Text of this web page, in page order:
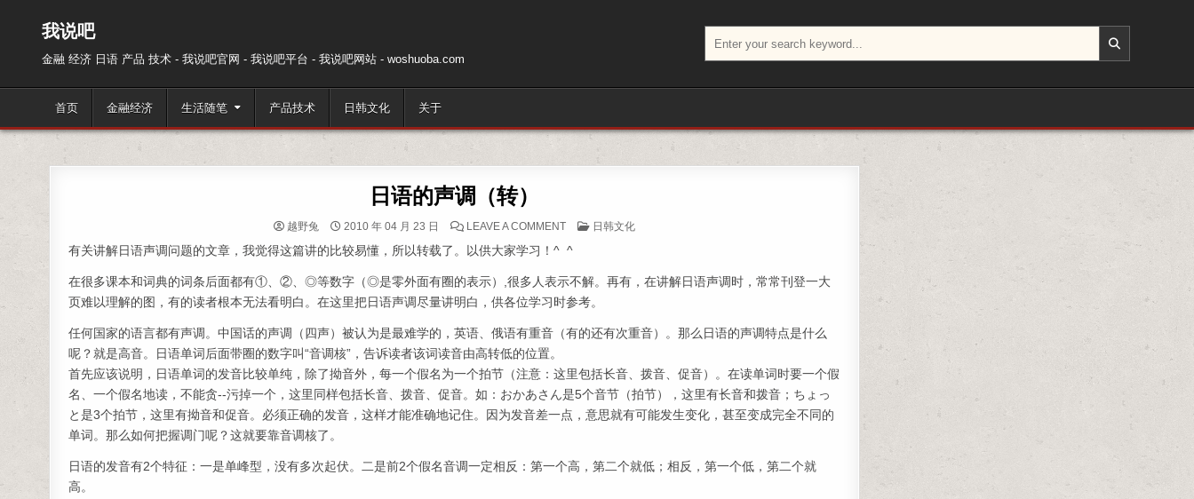
我说吧
金融 经济 日语 产品 技术 - 我说吧官网 - 我说吧平台 - 我说吧网站 - woshuoba.com
首页 金融经济 生活随笔 产品技术 日韩文化 关于
日语的声调（转）
越野兔 2010 年 04 月 23 日 LEAVE A COMMENTON 日语的声调（转）
POSTED IN
日韩文化
有关讲解日语声调问题的文章，我觉得这篇讲的比较易懂，所以转载了。以供大家学习！^ ^
在很多课本和词典的词条后面都有①、②、◎等数字（◎是零外面有圈的表示）,很多人表示不解。再有，在讲解日语声调时，常常刊登一大
页难以理解的图，有的读者根本无法看明白。在这里把日语声调尽量讲明白，供各位学习时参考。
任何国家的语言都有声调。中国话的声调（四声）被认为是最难学的，英语、俄语有重音（有的还有次重音）。那么日语的声调特点是什么
呢？就是高音。日语单词后面带圈的数字叫“音调核”，告诉读者该词读音由高转低的位置。
首先应该说明，日语单词的发音比较单纯，除了拗音外，每一个假名为一个拍节（注意：这里包括长音、拨音、促音）。在读单词时要一个假
名、一个假名地读，不能贪--污掉一个，这里同样包括长音、拨音、促音。如：おかあさん是5个音节（拍节），这里有长音和拨音；ちょっ
と是3个拍节，这里有拗音和促音。必须正确的发音，这样才能准确地记住。因为发音差一点，意思就有可能发生变化，甚至变成完全不同的
单词。那么如何把握调门呢？这就要靠音调核了。
日语的发音有2个特征：一是单峰型，没有多次起伏。二是前2个假名音调一定相反：第一个高，第二个就低；相反，第一个低，第二个就
高。